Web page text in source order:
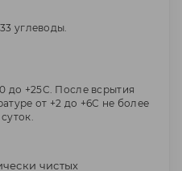
углеводы.
до +25С. После всрытия
от +2 до +6С не более
чистых